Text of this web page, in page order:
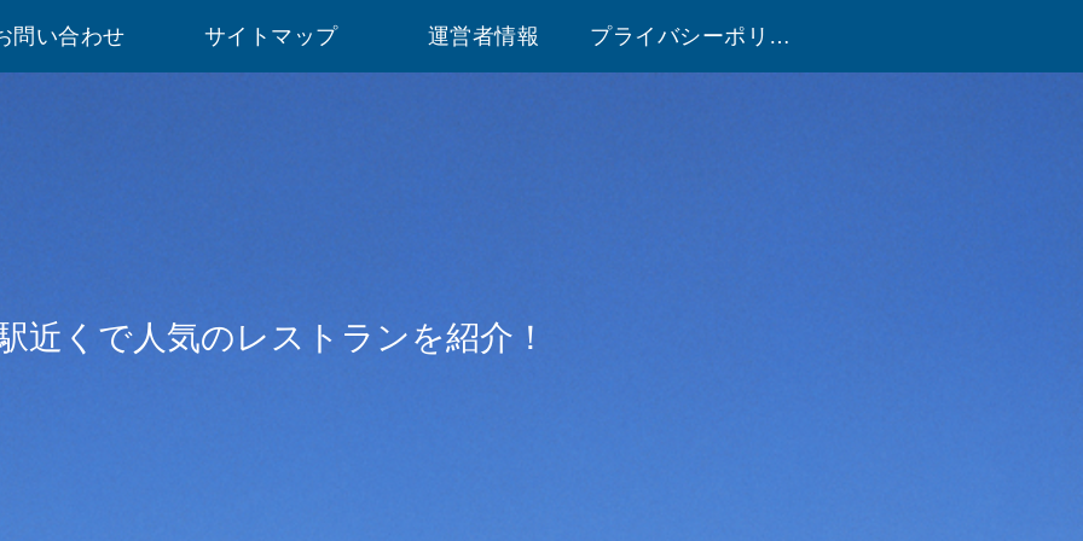
近くで人気のレストランを紹介！
問い合わせ サイトマップ 運営者情報 プライバシーポリシー